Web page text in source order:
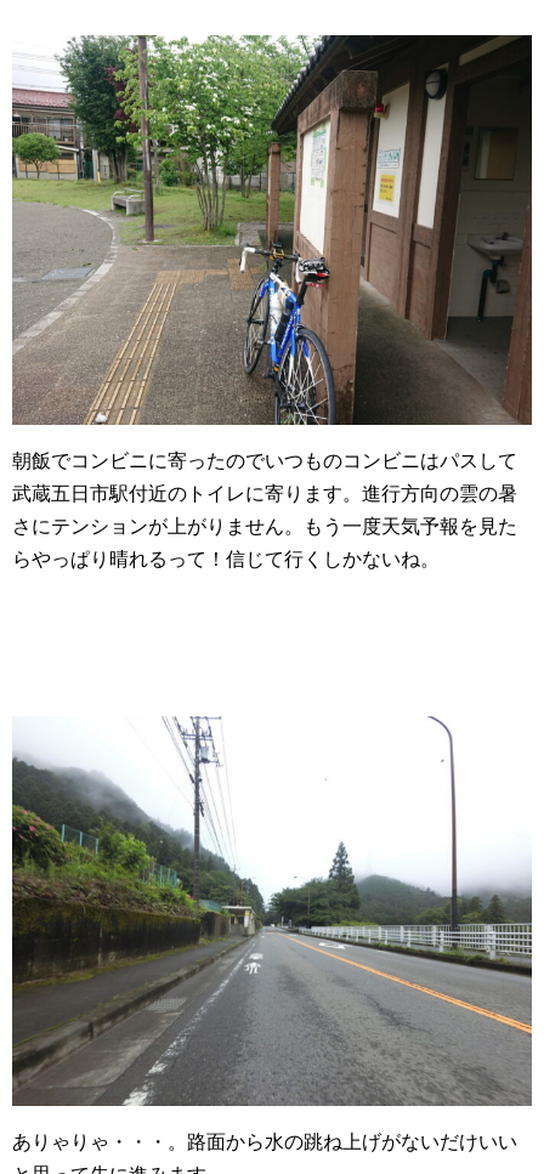
朝飯でコンビニに寄ったのでいつものコンビニはパスして
武蔵五日市駅付近のトイレに寄ります。進行方向の雲の暑
さにテンションが上がりません。もう一度天気予報を見た
らやっぱり晴れるって！信じて行くしかないね。
ありゃりゃ・・・。路面から水の跳ね上げがないだけいい